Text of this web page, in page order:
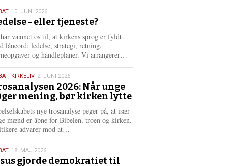
s
e
r
e
10. JUNI 2026
- eller tjeneste?
vænnet os til, at kirkens sprog er fyldt
låneord: ledelse, strategi, retning,
og handleplaner. Vi arrangerer…
r
e
, KIRKELIV 2. JUNI 2026
2026: Når unge
mening, bør kirken lytte
nye trosanalyse peger på, at især
mænd er åbne for Bibelen, troen og kirken.
advarer mod at…
18. MAJ 2026
gjorde demokratiet til